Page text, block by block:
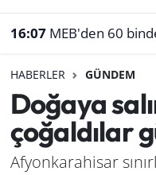
16:07 MEB'den 60 binden fazla
HABERLER GÜNDEM
Doğaya
çoğaldılar
Afyonkarahisar
Çevre
Genel
Haber
Süper Lig Puan
Son Dakika
Haber Arşivi